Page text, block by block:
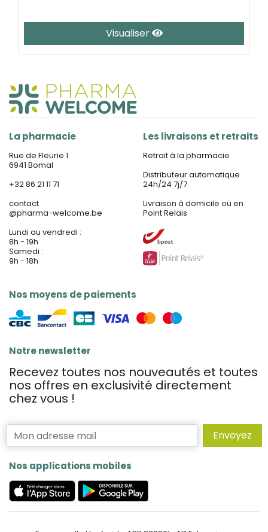
Visualiser
La pharmacie
Rue de Fleurie 1
6941 Bomal
+32 86 21 11 71
contact
@pharma-welcome.be
Lundi au vendredi :
8h - 19h
Samedi :
9h - 18h
Nos moyens de paiements
Les livraisons et retraits
Retrait à la pharmacie
Distributeur automatique
24h/24 7j/7
Livraison à domicile ou en
Point Relais
Notre newsletter
Recevez toutes nos nouveautés et toutes
nos offres en exclusivité directement
chez vous !
Envoyez
Nos applications mobiles